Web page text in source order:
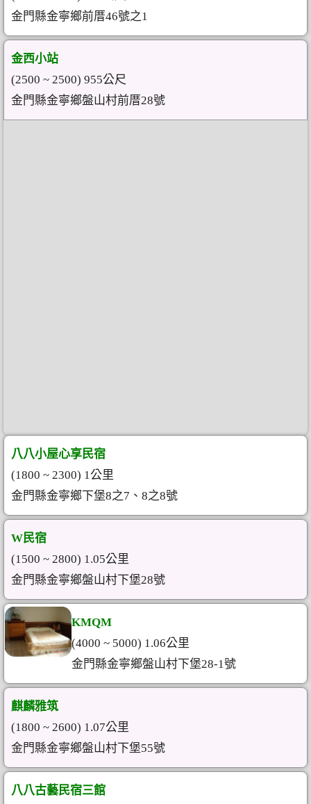
金門縣金寧鄉前厝46號之1
金西小站
(2500 ~ 2500) 955公尺
金門縣金寧鄉盤山村前厝28號
八八小屋心享民宿
(1800 ~ 2300) 1公里
金門縣金寧鄉下堡8之7、8之8號
W民宿
(1500 ~ 2800) 1.05公里
金門縣金寧鄉盤山村下堡28號
KMQM
(4000 ~ 5000) 1.06公里
金門縣金寧鄉盤山村下堡28-1號
麒麟雅筑
(1800 ~ 2600) 1.07公里
金門縣金寧鄉盤山村下堡55號
八八古藝民宿三館